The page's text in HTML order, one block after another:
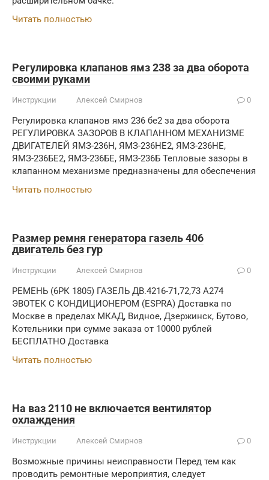
Читать полностью
Регулировка клапанов ямз 238 за два оборота
своими руками
Инструкции Алексей Смирнов 0
Регулировка клапанов ямз 236 бе2 за два оборота
РЕГУЛИРОВКА ЗАЗОРОВ В КЛАПАННОМ МЕХАНИЗМЕ
ДВИГАТЕЛЕЙ ЯМЗ-236Н, ЯМЗ-236НЕ2, ЯМЗ-236НЕ,
ЯМЗ-236БЕ2, ЯМЗ-236БЕ, ЯМЗ-236Б Тепловые зазоры в
клапанном механизме предназначены для обеспечения
Читать полностью
Размер ремня генератора газель 406
двигатель без гур
Инструкции Алексей Смирнов 0
РЕМЕНЬ (6РК 1805) ГАЗЕЛЬ ДВ.4216-71,72,73 А274
ЭВОТЕК С КОНДИЦИОНЕРОМ (ESPRA) Доставка по
Москве в пределах МКАД, Видное, Дзержинск, Бутово,
Котельники при сумме заказа от 10000 рублей
БЕСПЛАТНО Доставка
Читать полностью
На ваз 2110 не включается вентилятор
охлаждения
Инструкции Алексей Смирнов 0
Возможные причины неисправности Перед тем как
проводить ремонтные мероприятия, следует